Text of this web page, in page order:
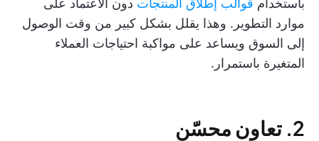
باستخدام قوالب إطلاق المنتجات دون الاعتماد على
موارد التطوير. وهذا يقلل بشكل كبير من وقت الوصول
إلى السوق ويساعد على مواكبة احتياجات العملاء
المتغيرة باستمرار.
2. تعاون محسّن